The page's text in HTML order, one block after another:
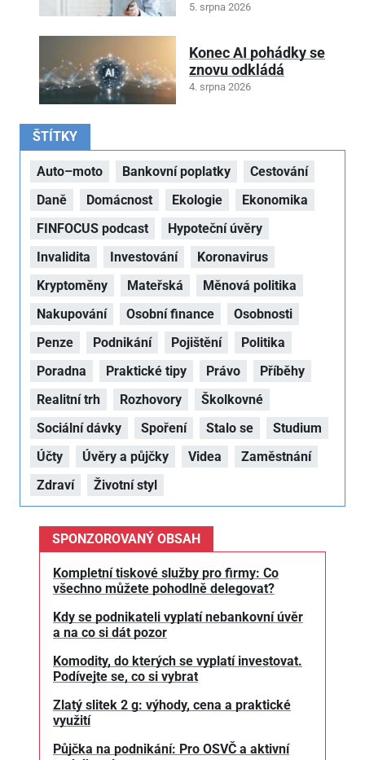
5. srpna 2026
Konec AI pohádky se
znovu odkládá
4. srpna 2026
ŠTÍTKY
Auto–moto Bankovní poplatky
Cestování
Daně
Domácnost Ekologie
Ekonomika
FINFOCUS podcast
Hypoteční úvěry
Invalidita
Investování
Koronavirus
Kryptoměny
Mateřská
Měnová politika
Nakupování
Osobní finance
Osobnosti
Penze
Podnikání Pojištění
Politika
Poradna
Praktické tipy Právo
Příběhy
Realitní trh
Rozhovory
Školkovné
Sociální dávky
Spoření Stalo se
Studium
Účty
Úvěry a půjčky Videa
Zaměstnání
Zdraví
Životní styl
SPONZOROVANÝ OBSAH
Kompletní tiskové služby pro firmy: Co
všechno můžete pohodlně delegovat?
Kdy se podnikateli vyplatí nebankovní úvěr
a na co si dát pozor
Komodity, do kterých se vyplatí investovat.
Podívejte se, co si vybrat
Zlatý slitek 2 g: výhody, cena a praktické
využití
Půjčka na podnikání: Pro OSVČ a aktivní